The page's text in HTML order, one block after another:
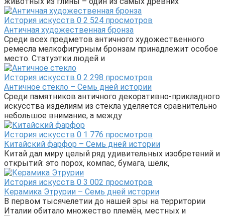
История искусств 0 2 524 просмотров
Античная художественная бронза
Среди всех предметов античного художественного
ремесла мелкофигурным бронзам принадлежит особое
место. Статуэтки людей и
История искусств 0 2 298 просмотров
Античное стекло – Семь дней истории
Среди памятников античного декоративно-прикладного
искусства изделиям из стекла уделяется сравнительно
небольшое внимание, а между
История искусств 0 1 776 просмотров
Китайский фарфор – Семь дней истории
Китай дал миру целый ряд удивительных изобретений и
открытий: это порох, компас, бумага, шёлк,
История искусств 0 3 002 просмотров
Керамика Этрурии – Семь дней истории
В первом тысячелетии до нашей эры на территории
Италии обитало множество племён, местных и